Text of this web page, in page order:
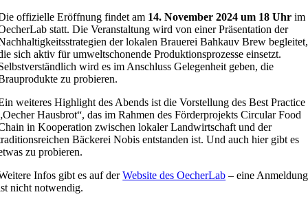
offizielle Eröffnung findet am 14. November 2024 um 18 Uhr im
statt. Die Veranstaltung wird von einer Präsentation der
der lokalen Brauerei Bahkauv Brew begleitet,
sich aktiv für umweltschonende Produktionsprozesse einsetzt.
wird es im Anschluss Gelegenheit geben, die
zu probieren.
weiteres Highlight des Abends ist die Vorstellung des Best Practice
Hausbrot“, das im Rahmen des Förderprojekts Circular Food
in Kooperation zwischen lokaler Landwirtschaft und der
Bäckerei Nobis entstanden ist. Und auch hier gibt es
zu probieren.
Infos gibt es auf derWebsite des OecherLab – eine Anmeldung
nicht notwendig.